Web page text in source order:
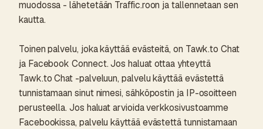
muodossa - lähetetään Traffic.roon ja tallennetaan sen
kautta.
Toinen palvelu, joka käyttää evästeitä, on Tawk.to Chat
ja Facebook Connect. Jos haluat ottaa yhteyttä
Tawk.to Chat -palveluun, palvelu käyttää evästettä
tunnistamaan sinut nimesi, sähköpostin ja IP-osoitteen
perusteella. Jos haluat arvioida verkkosivustoamme
Facebookissa, palvelu käyttää evästettä tunnistamaan